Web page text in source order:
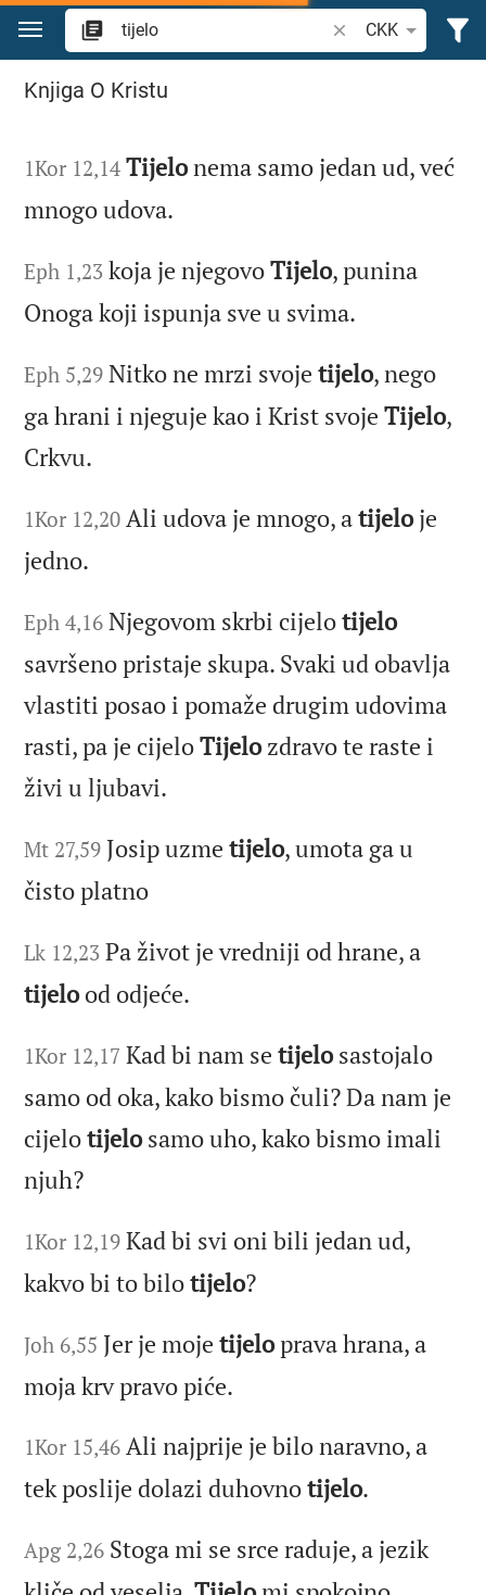
Zum Inhalt springen
Bibelstelle oder
CKK
Suche "tijelo" in der Bibel
Knjiga O Kristu
1Kor 12,14 Tijelonema samo jedan ud, već
mnogo udova.
Eph 1,23 koja je njegovoTijelo, punina
Onoga koji ispunja sve u svima.
Eph 5,29 Nitko ne mrzi svojetijelo, nego
ga hrani i njeguje kao i Krist svojeTijelo,
Crkvu.
1Kor 12,20 Ali udova je mnogo, atijeloje
jedno.
Eph 4,16 Njegovom skrbi cijelotijelo
savršeno pristaje skupa. Svaki ud obavlja
vlastiti posao i pomaže drugim udovima
rasti, pa je cijeloTijelozdravo te raste i
živi u ljubavi.
Mt 27,59 Josip uzmetijelo, umota ga u
čisto platno
Lk 12,23 Pa život je vredniji od hrane, a
tijelood odjeće.
1Kor 12,17 Kad bi nam setijelosastojalo
samo od oka, kako bismo čuli? Da nam je
cijelotijelosamo uho, kako bismo imali
njuh?
1Kor 12,19 Kad bi svi oni bili jedan ud,
kakvo bi to bilotijelo?
Joh 6,55 Jer je mojetijeloprava hrana, a
moja krv pravo piće.
1Kor 15,46 Ali najprije je bilo naravno, a
tek poslije dolazi duhovnotijelo.
Apg 2,26 Stoga mi se srce raduje, a jezik